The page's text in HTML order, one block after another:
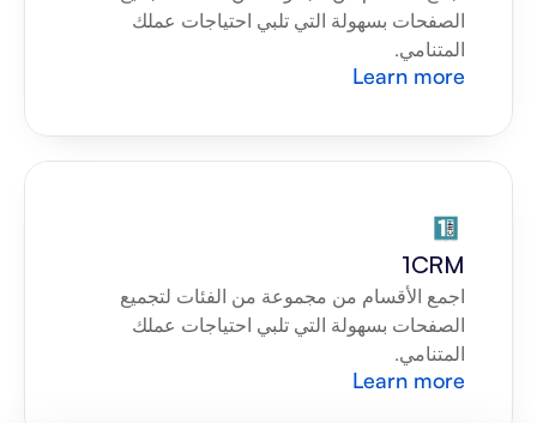
المتنامي.
Learn more
1CRM
المتنامي.
Learn more